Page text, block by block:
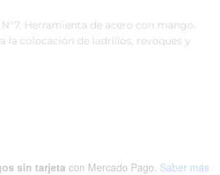
Herramienta de acero con mango.
la colocación de ladrillos, revoques y
sin tarjeta con Mercado Pago. Saber más